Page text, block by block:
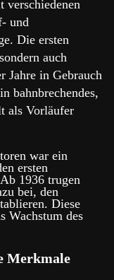
verschiedenen
und
Die ersten
auch
Jahre in Gebrauch
bahnbrechendes,
als Vorläufer
war ein
ersten
1936 trugen
bei, den
Diese
Wachstum des
Merkmale